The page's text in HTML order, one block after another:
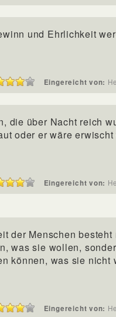
und Ehrlichkeit
Eingereicht von:
die über Nacht reich
oder er wäre erwischt
Eingereicht von:
der Menschen
was sie wollen,
können, was sie nicht
Eingereicht von: